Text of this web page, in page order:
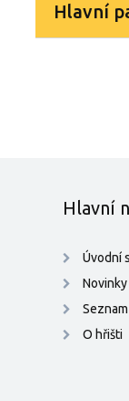
Hlavní
Hlavní
Úvodní
Novinky
O hřišti